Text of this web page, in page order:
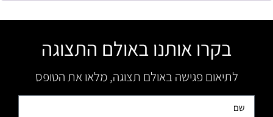
בקרו אותנו באולם התצוגה
לתיאום פגישה באולם תצוגה, מלאו את הטופס